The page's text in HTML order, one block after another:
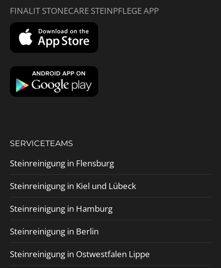
FINALIT STONECARE STEINPFLEGE APP
SERVICETEAMS
Steinreinigung in Flensburg
Steinreinigung in Kiel und Lübeck
Steinreinigung in Hamburg
Steinreinigung in Berlin
Steinreinigung in Ostwestfalen Lippe